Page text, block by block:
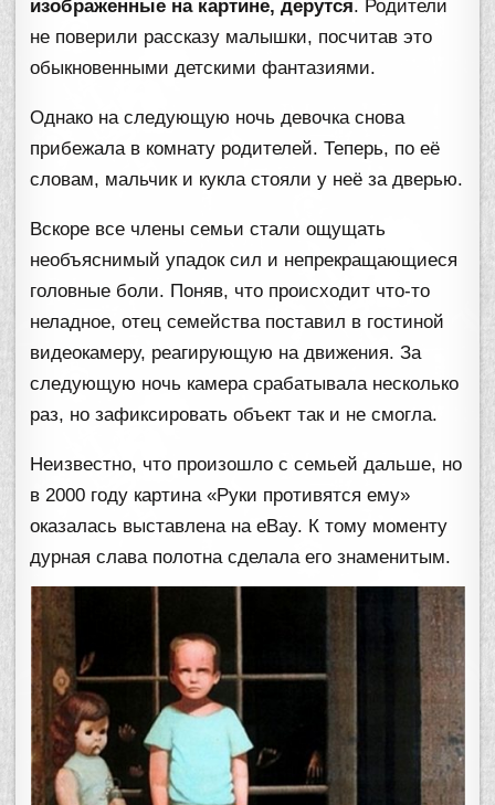
изображенные на картине, дерутся. Родители
не поверили рассказу малышки, посчитав это
обыкновенными детскими фантазиями.
Однако на следующую ночь девочка снова
прибежала в комнату родителей. Теперь, по её
словам, мальчик и кукла стояли у неё за дверью.
Вскоре все члены семьи стали ощущать
необъяснимый упадок сил и непрекращающиеся
головные боли. Поняв, что происходит что-то
неладное, отец семейства поставил в гостиной
видеокамеру, реагирующую на движения. За
следующую ночь камера срабатывала несколько
раз, но зафиксировать объект так и не смогла.
Неизвестно, что произошло с семьей дальше, но
в 2000 году картина «Руки противятся ему»
оказалась выставлена на eBay. К тому моменту
дурная слава полотна сделала его знаменитым.